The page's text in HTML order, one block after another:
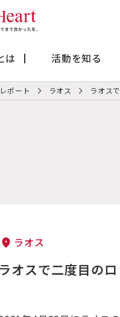
は 活動を知る
ポート ラオス ラオス
ラオス
ラオスで二度目の